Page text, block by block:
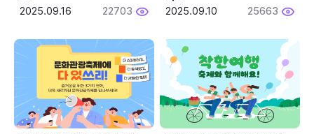
2025.09.16 22703 2025.09.10 25663